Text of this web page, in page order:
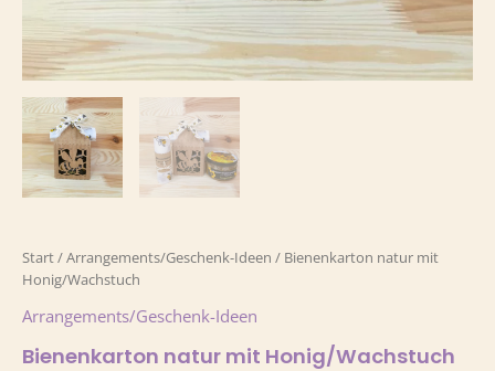
Start/Arrangements/Geschenk-Ideen / Bienenkarton natur mit
Honig/Wachstuch
Arrangements/Geschenk-Ideen
Bienenkarton natur mit Honig/Wachstuch